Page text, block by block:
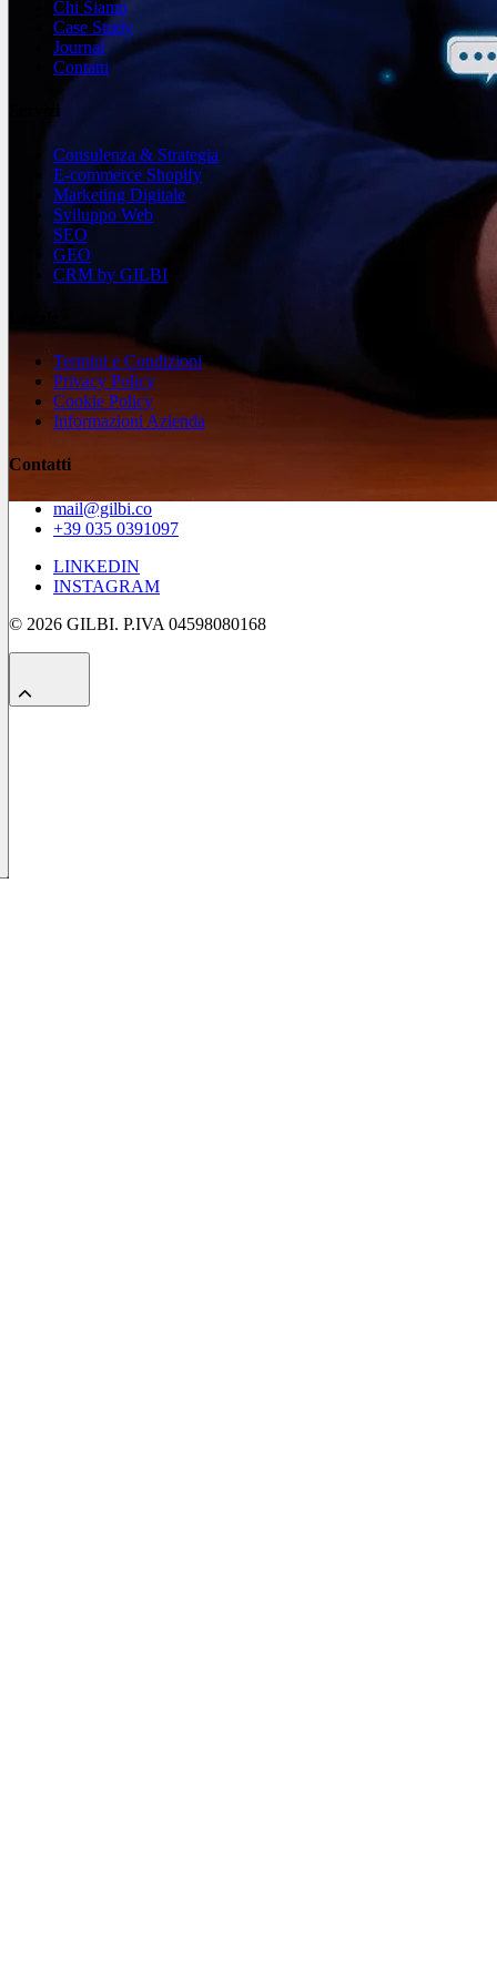
Chi Siamo
Case Study
Journal
Contatti
Servizi
Consulenza & Strategia
E-commerce Shopify
Marketing Digitale
Sviluppo Web
SEO
GEO
CRM by GILBI
Termini e Condizioni
Privacy Policy
Cookie Policy
Informazioni Azienda
Contatti
mail@gilbi.co
+39 035 0391097
LINKEDIN
INSTAGRAM
© 2026 GILBI. P.IVA 04598080168